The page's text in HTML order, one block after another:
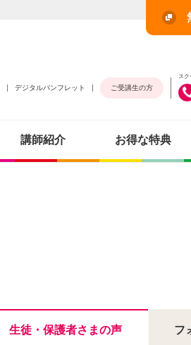
デジタルパンフレット ご受講生の方
ス
講師紹介 お得な特典
生徒・保護者さまの声 フ